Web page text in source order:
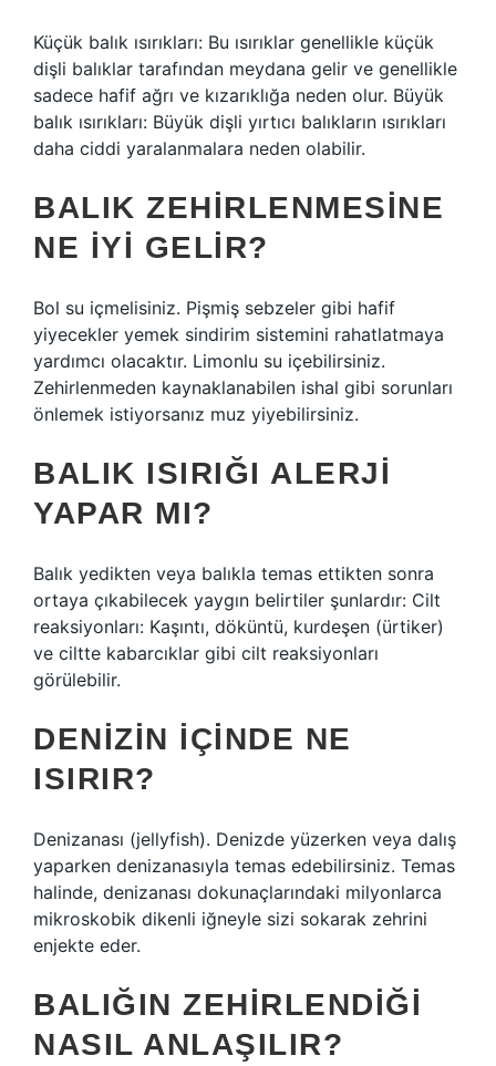
Küçük balık ısırıkları: Bu ısırıklar genellikle küçük
dişli balıklar tarafından meydana gelir ve genellikle
sadece hafif ağrı ve kızarıklığa neden olur. Büyük
balık ısırıkları: Büyük dişli yırtıcı balıkların ısırıkları
daha ciddi yaralanmalara neden olabilir.
BALIK ZEHIRLENMESINE
NE IYI GELIR?
Bol su içmelisiniz. Pişmiş sebzeler gibi hafif
yiyecekler yemek sindirim sistemini rahatlatmaya
yardımcı olacaktır. Limonlu su içebilirsiniz.
Zehirlenmeden kaynaklanabilen ishal gibi sorunları
önlemek istiyorsanız muz yiyebilirsiniz.
BALIK ISIRIĞI ALERJI
YAPAR MI?
Balık yedikten veya balıkla temas ettikten sonra
ortaya çıkabilecek yaygın belirtiler şunlardır: Cilt
reaksiyonları: Kaşıntı, döküntü, kurdeşen (ürtiker)
ve ciltte kabarcıklar gibi cilt reaksiyonları
görülebilir.
DENIZIN IÇINDE NE
ISIRIR?
Denizanası (jellyfish). Denizde yüzerken veya dalış
yaparken denizanasıyla temas edebilirsiniz. Temas
halinde, denizanası dokunaçlarındaki milyonlarca
mikroskobik dikenli iğneyle sizi sokarak zehrini
enjekte eder.
BALIĞIN ZEHIRLENDIĞI
NASIL ANLAŞILIR?